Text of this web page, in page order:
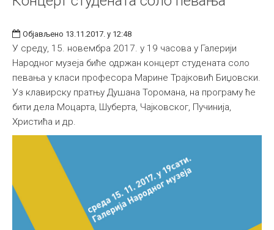
Објављено 13.11.2017. у 12:48
У среду, 15. новембра 2017. у 19 часова у Галерији
Народног музеја биће одржан концерт студената соло
певања у класи професора Марине Трајковић Биџовски.
Уз клавирску пратњу Душана Торомана, на програму ће
бити дела Моцарта, Шуберта, Чајковског, Пучинија,
Христића и др.